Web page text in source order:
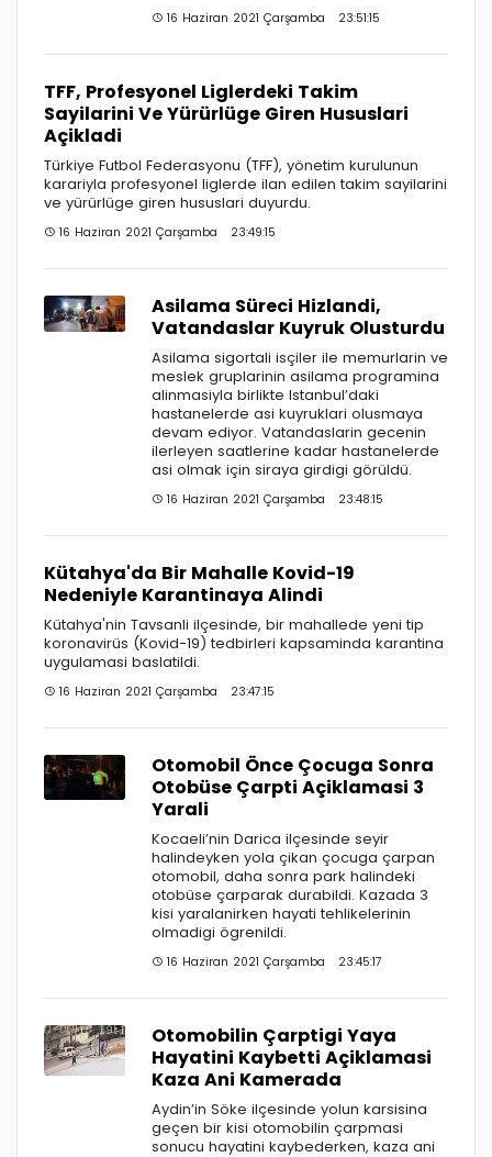
16 Haziran 2021 Çarşamba 23:51:15
TFF, Profesyonel Liglerdeki Takim
Sayilarini Ve Yürürlüge Giren Hususlari
Açikladi
Türkiye Futbol Federasyonu (TFF), yönetim kurulunun
karariyla profesyonel liglerde ilan edilen takim sayilarini
ve yürürlüge giren hususlari duyurdu.
16 Haziran 2021 Çarşamba 23:49:15
Asilama Süreci Hizlandi,
Vatandaslar Kuyruk Olusturdu
Asilama sigortali isçiler ile memurlarin ve
meslek gruplarinin asilama programina
alinmasiyla birlikte Istanbul’daki
hastanelerde asi kuyruklari olusmaya
devam ediyor. Vatandaslarin gecenin
ilerleyen saatlerine kadar hastanelerde
asi olmak için siraya girdigi görüldü.
16 Haziran 2021 Çarşamba 23:48:15
Kütahya'da Bir Mahalle Kovid-19
Nedeniyle Karantinaya Alindi
Kütahya'nin Tavsanli ilçesinde, bir mahallede yeni tip
koronavirüs (Kovid-19) tedbirleri kapsaminda karantina
uygulamasi baslatildi.
16 Haziran 2021 Çarşamba 23:47:15
Otomobil Önce Çocuga Sonra
Otobüse Çarpti Açiklamasi 3
Yarali
Kocaeli’nin Darica ilçesinde seyir
halindeyken yola çikan çocuga çarpan
otomobil, daha sonra park halindeki
otobüse çarparak durabildi. Kazada 3
kisi yaralanirken hayati tehlikelerinin
olmadigi ögrenildi.
16 Haziran 2021 Çarşamba 23:45:17
Otomobilin Çarptigi Yaya
Hayatini Kaybetti Açiklamasi
Kaza Ani Kamerada
Aydin’in Söke ilçesinde yolun karsisina
geçen bir kisi otomobilin çarpmasi
sonucu hayatini kaybederken, kaza ani